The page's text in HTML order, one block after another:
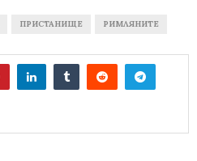
ПРИСТАНИЩЕ РИМЛЯНИТЕ